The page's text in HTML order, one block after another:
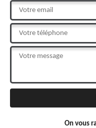
On vous